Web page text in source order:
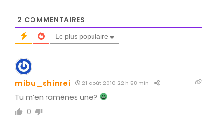
2 COMMENTAIRES
Le plus populaire
mibu_shinrei 21 août 2010 22 h 58 min
Tu m’en ramènes une?
0